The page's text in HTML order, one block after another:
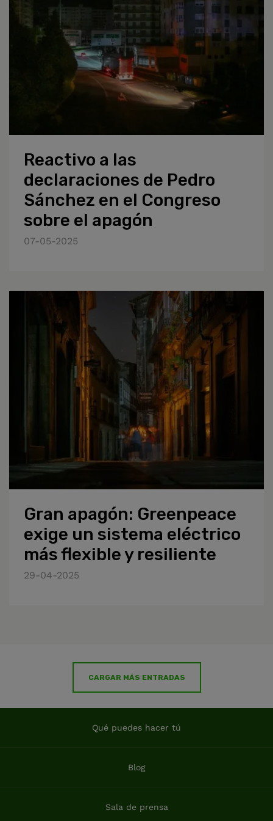
Reactivo a las
declaraciones de Pedro
Sánchez en el Congreso
sobre el apagón
07-05-2025
Gran apagón: Greenpeace
exige un sistema eléctrico
más flexible y resiliente
29-04-2025
CARGAR MÁS ENTRADAS
Qué puedes hacer tú
Blog
Sala de prensa